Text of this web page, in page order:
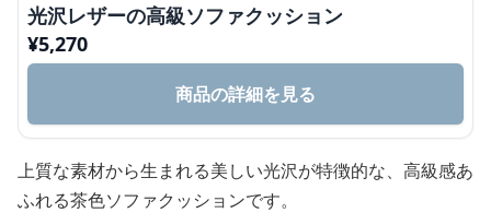
光沢レザーの高級ソファクッション
¥5,270
商品の詳細を見る
上質な素材から生まれる美しい光沢が特徴的な、高級感あ
ふれる茶色ソファクッションです。